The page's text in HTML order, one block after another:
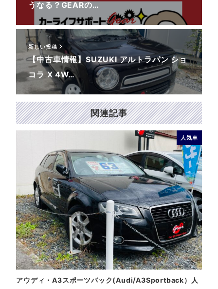
うなる？GEARの…
新しい投稿
【中古車情報】SUZUKI アルトラパン ショ
コラ X 4W…
関連記事
人気車
アウディ・A3スポーツバック(Audi/A3Sportback）人